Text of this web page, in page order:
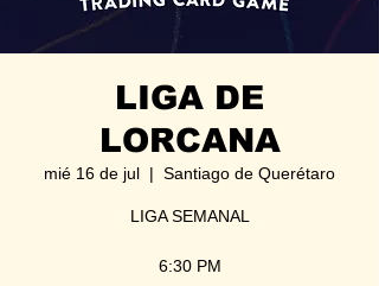
LIGA DE
LORCANA
mié 16 de jul
  |
Santiago de Querétaro
LIGA SEMANAL
6:30 PM